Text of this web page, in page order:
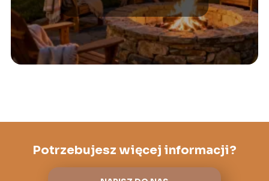
Potrzebujesz więcej informacji?